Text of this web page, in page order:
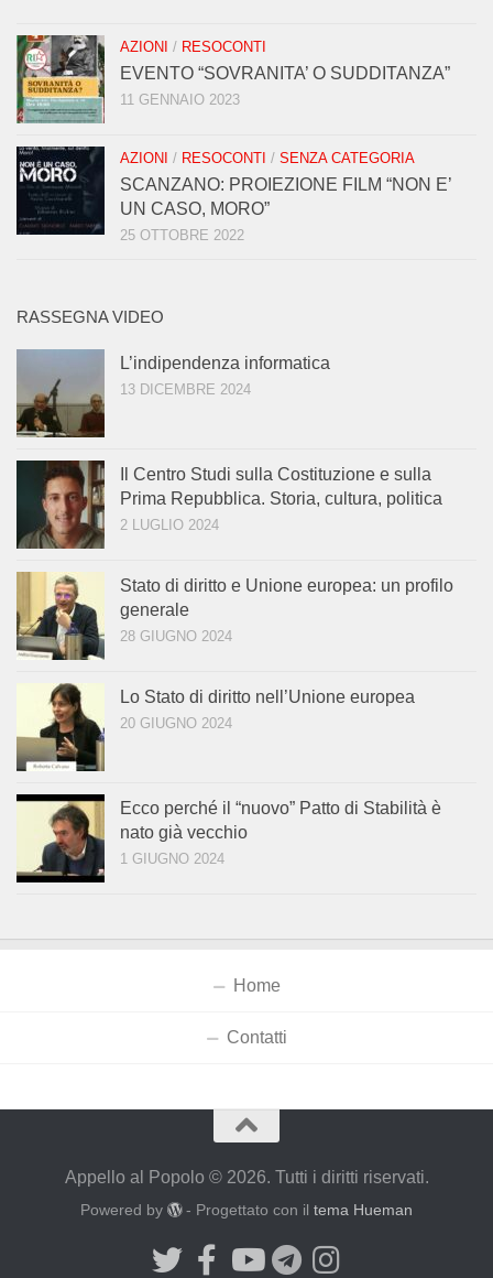
AZIONI / RESOCONTI
EVENTO “SOVRANITA’ O SUDDITANZA”
11 GENNAIO 2023
AZIONI / RESOCONTI / SENZA CATEGORIA
SCANZANO: PROIEZIONE FILM “NON E’
UN CASO, MORO”
25 OTTOBRE 2022
RASSEGNA VIDEO
L’indipendenza informatica
13 DICEMBRE 2024
Il Centro Studi sulla Costituzione e sulla
Prima Repubblica. Storia, cultura, politica
2 LUGLIO 2024
Stato di diritto e Unione europea: un profilo
generale
28 GIUGNO 2024
Lo Stato di diritto nell’Unione europea
20 GIUGNO 2024
Ecco perché il “nuovo” Patto di Stabilità è
nato già vecchio
1 GIUGNO 2024
Home
Contatti
Appello al Popolo © 2026. Tutti i diritti riservati.
Powered by - Progettato con iltema Hueman